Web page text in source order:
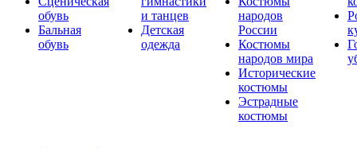
обувь
Бальная
обувь
и танцев
Детская
одежда
народов
России
Костюмы
народов мира
Исторические
костюмы
Эстрадные
костюмы